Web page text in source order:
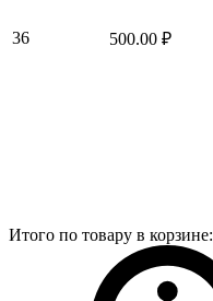
36 500.00 ₽
Итого по товару в корзине: